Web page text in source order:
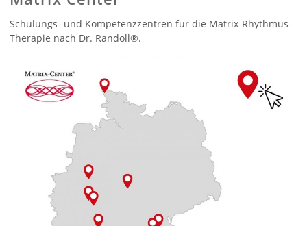
Schulungs- und Kompetenzzentren für die Matrix-Rhythmus-
Therapie nach Dr. Randoll®.